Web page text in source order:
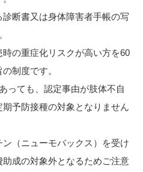
断書又は身体障害者手帳の写
の重症化リスクが高い方を60
制度です。
っても、認定事由が肢体不自
予防接種の対象となりません
（ニューモバックス）を受け
成の対象外となるためご注意